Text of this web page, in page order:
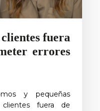
fuera
errores
y pequeñas
fuera de